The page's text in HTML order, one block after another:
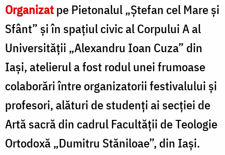
a
treia
zi
IBMF
2025
/
Foto:
Oana
Organizatpe Pietonalul „Ștefan cel Mare și
Sfânt” și în spațiul civic al Corpului A al
Universității „Alexandru Ioan Cuza” din
Iași, atelierul a fost rodul unei frumoase
colaborări între organizatorii festivalului și
profesori, alături de studenți ai secției de
Artă sacră din cadrul Facultății de Teologie
Ortodoxă „Dumitru Stăniloae”, din Iași.